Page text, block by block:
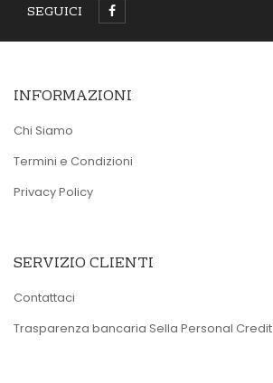
SEGUICI
INFORMAZIONI
Chi Siamo
Termini e Condizioni
Privacy Policy
SERVIZIO CLIENTI
Contattaci
Trasparenza bancaria Sella Personal Credit